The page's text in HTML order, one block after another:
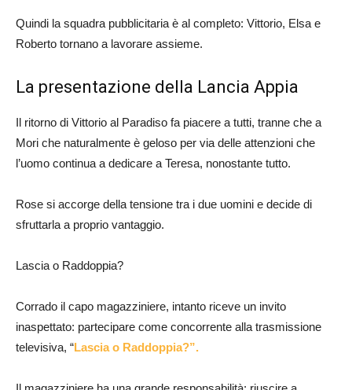
Quindi la squadra pubblicitaria è al completo: Vittorio, Elsa e
Roberto tornano a lavorare assieme.
La presentazione della Lancia Appia
Il ritorno di Vittorio al Paradiso fa piacere a tutti, tranne che a
Mori che naturalmente è geloso per via delle attenzioni che
l’uomo continua a dedicare a Teresa, nonostante tutto.
Rose si accorge della tensione tra i due uomini e decide di
sfruttarla a proprio vantaggio.
Lascia o Raddoppia?
Corrado il capo magazziniere, intanto riceve un invito
inaspettato: partecipare come concorrente alla trasmissione
televisiva, “Lascia o Raddoppia?”.